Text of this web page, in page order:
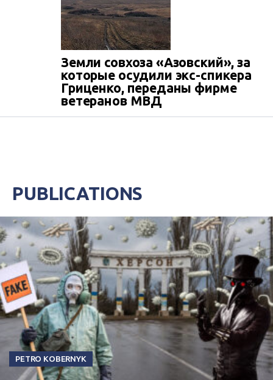
Земли совхоза «Азовский», за
которые осудили экс-спикера
Гриценко, переданы фирме
ветеранов МВД
PUBLICATIONS
PETRO KOBERNYK